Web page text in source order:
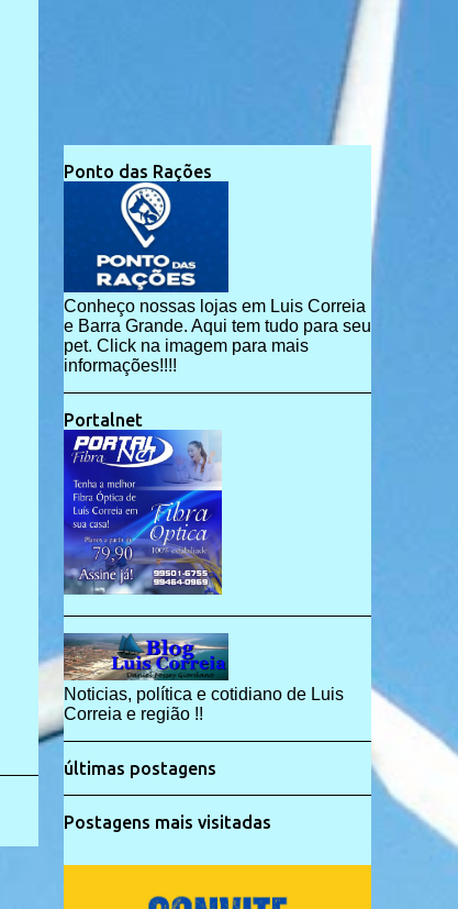
Ponto das Rações
Conheço nossas lojas em Luis Correia
e Barra Grande. Aqui tem tudo para seu
pet. Click na imagem para mais
informações!!!!
Portalnet
Noticias, política e cotidiano de Luis
Correia e região !!
últimas postagens
Postagens mais visitadas